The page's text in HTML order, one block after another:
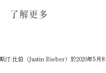
了解更多
·比伯（Justin Bieber）於2020年5